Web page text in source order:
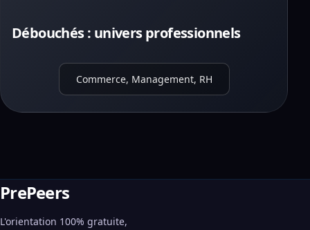
Débouchés : univers professionnels
Commerce, Management, RH
PrePeers
L'orientation 100% gratuite,